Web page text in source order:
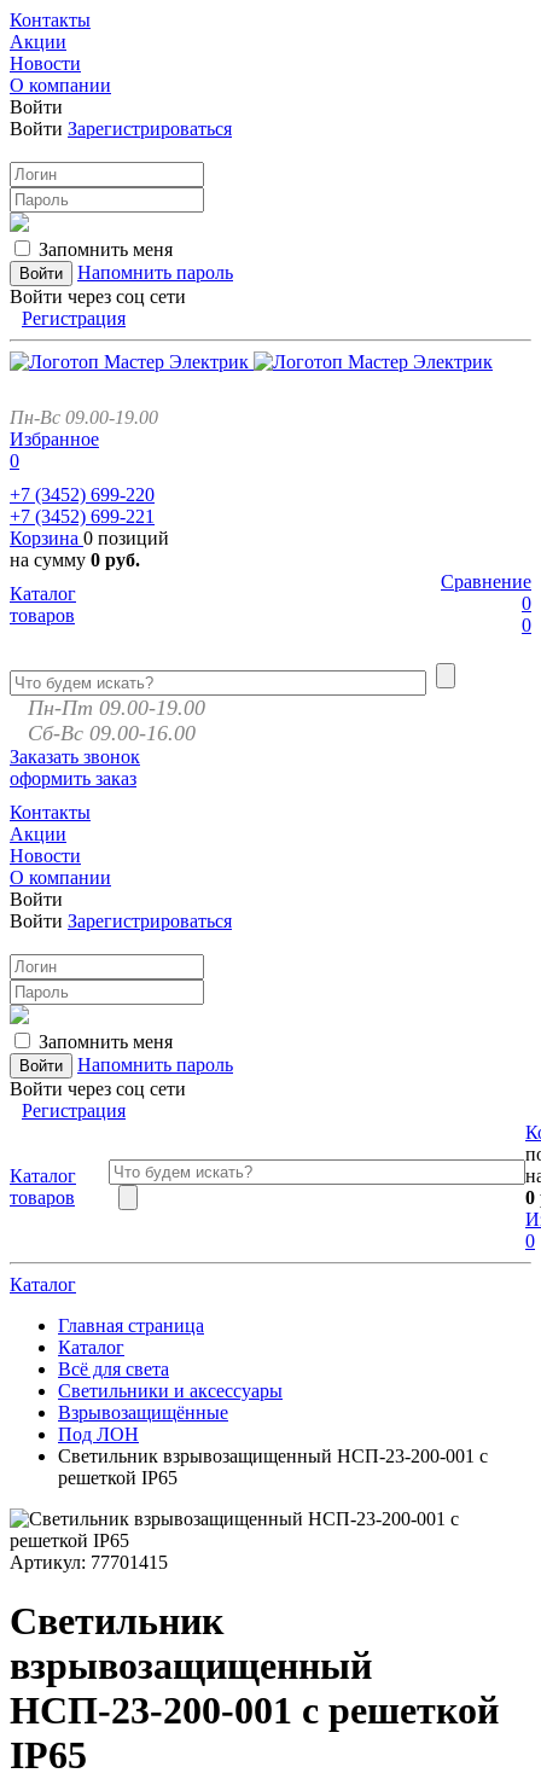
Контакты
Акции
Новости
О компании
Войти
Войти Зарегистрироваться
Запомнить меня
Напомнить пароль
Войти через соц сети
Регистрация
Пн-Вс 09.00-19.00
Избранное
0
+7 (3452) 699-220
+7 (3452) 699-221
Корзина 0 позиций
на сумму 0 руб.
Сравнение
0
0
Каталог
товаров
Пн-Пт 09.00-19.00
Сб-Вс 09.00-16.00
Заказать звонок
оформить заказ
Контакты
Акции
Новости
О компании
Войти
Войти Зарегистрироваться
Запомнить меня
Напомнить пароль
Войти через соц сети
Регистрация
Каталог
товаров
0
0
Каталог
Главная страница
Каталог
Всё для света
Светильники и аксессуары
Взрывозащищённые
Под ЛОН
Светильник взрывозащищенный НСП-23-200-001 с
решеткой IP65
Артикул: 77701415
Светильник
взрывозащищенный
НСП-23-200-001 с решеткой
IP65